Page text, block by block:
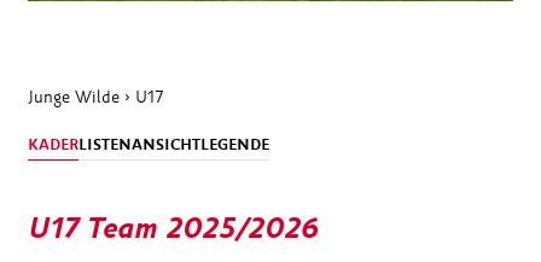
Junge Wilde › U17
KADERLISTENANSICHTLEGENDE
U17 Team 2025/2026